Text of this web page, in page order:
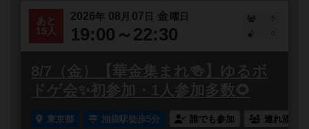
あと
15人
2026年 08 月 07 日 金曜日
19:00～22:30
5
8/7（金）【華金集まれ🍻】ゆるボ
ドゲ会✨初参加・1人参加多数🌻
東京都 池袋駅徒歩5分 誰でも参加 連れ添い